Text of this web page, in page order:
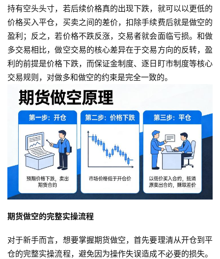
持有空头头寸，若后续价格真的出现下跌，就可以以更低的
价格买入平仓，买卖之间的差价，扣除手续费后就是做空的
盈利；反之，若价格不跌反涨，交易者就会面临亏损。和做
多交易相比，做空交易的核心差异在于交易方向的反转，盈
利的前提是价格下跌，而保证金制度、逐日盯市制度等核心
交易规则，对做多和做空的约束是完全一致的。
期货做空的完整实操流程
对于新手而言，想要掌握期货做空，首先要理清从开仓到平
仓的完整实操流程，避免因为操作失误造成不必要的损失。